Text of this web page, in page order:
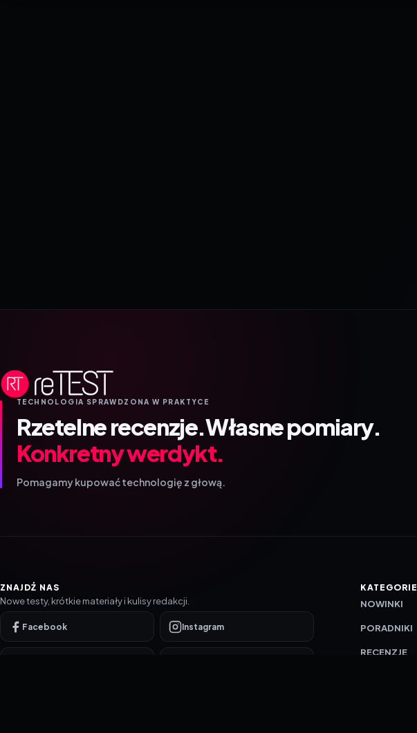
TECHNOLOGIA SPRAWDZONA W PRAKTYCE
Rzetelne recenzje.Własne pomiary.
Konkretny werdykt.
Pomagamy kupować technologię z głową.
ZNAJDŹ NAS
Nowe testy, krótkie materiały i kulisy redakcji.
Facebook Instagram
KATEGORIE
NOWINKI
PORADNIKI
RECENZJE